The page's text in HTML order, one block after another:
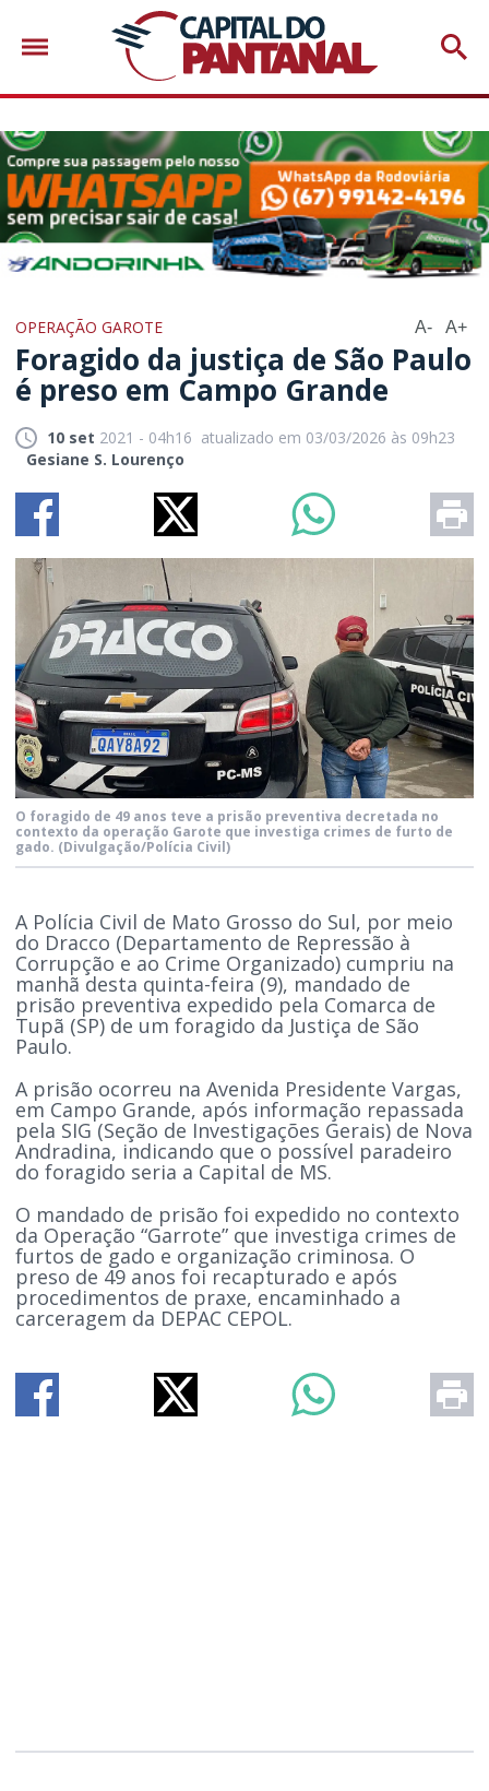
OPERAÇÃO GAROTE A- A+
Foragido da justiça de São Paulo
é preso em Campo Grande
10 set 2021 - 04h16 atualizado em 03/03/2026 às 09h23
Gesiane S. Lourenço
O foragido de 49 anos teve a prisão preventiva decretada no
contexto da operação Garote que investiga crimes de furto de
gado. (Divulgação/Polícia Civil)
A Polícia Civil de Mato Grosso do Sul, por meio
do Dracco (Departamento de Repressão à
Corrupção e ao Crime Organizado) cumpriu na
manhã desta quinta-feira (9), mandado de
prisão preventiva expedido pela Comarca de
Tupã (SP) de um foragido da Justiça de São
Paulo.
A prisão ocorreu na Avenida Presidente Vargas,
em Campo Grande, após informação repassada
pela SIG (Seção de Investigações Gerais) de Nova
Andradina, indicando que o possível paradeiro
do foragido seria a Capital de MS.
O mandado de prisão foi expedido no contexto
da Operação “Garrote” que investiga crimes de
furtos de gado e organização criminosa. O
preso de 49 anos foi recapturado e após
procedimentos de praxe, encaminhado a
carceragem da DEPAC CEPOL.